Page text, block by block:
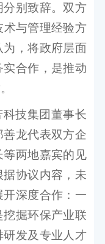
别致辞。双方
术与管理经验方
，将政府层面
合作，是推动
技集团董事长
龙代表双方企
两地嘉宾的见
协议内容，未
深度合作：一
掘环保产业联
发及专业人才